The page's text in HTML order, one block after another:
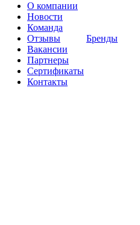
О компании
Новости
Команда
Отзывы
Вакансии
Партнеры
Сертификаты
Контакты
Бренды